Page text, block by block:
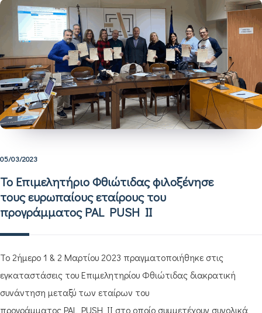
05/03/2023
Το Επιμελητήριο Φθιώτιδας φιλοξένησε
τους ευρωπαίους εταίρους του
προγράμματος PAL PUSH II
Το 2ήμερο 1 & 2 Μαρτίου 2023 πραγματοποιήθηκε στις
εγκαταστάσεις του Επιμελητηρίου Φθιώτιδας διακρατική
συνάντηση μεταξύ των εταίρων του
προγράμματος PAL PUSH II στο οποίο συμμετέχουν συνολικά